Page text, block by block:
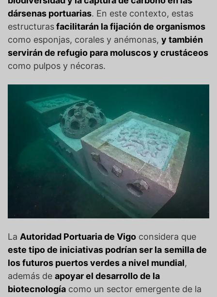
dársenas portuarias. En este contexto, estas
estructurasfacilitarán la fijación de organismos
como esponjas, corales y anémonas, y también
servirán de refugio para moluscos y crustáceos
como pulpos y nécoras.
La Autoridad Portuaria de Vigo considera que
este tipo de iniciativas podrían ser la semilla de
los futuros puertos verdes a nivel mundial,
además de apoyar el desarrollo de la
biotecnología como un sector emergente de la